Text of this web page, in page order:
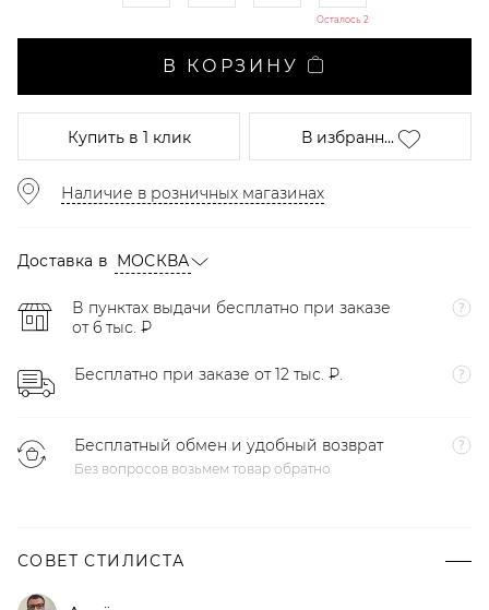
Осталось 2
В КОРЗИНУ
Купитьв 1 клик В избранн...
Наличие в розничных магазинах
Доставка в МОСКВА
В пунктах выдачи бесплатно при заказе
от 6 тыс. ₽
Бесплатно при заказе от 12 тыс. ₽.
Бесплатный обмен и удобный возврат
Без вопросов возьмем товар обратно
СОВЕТ СТИЛИСТА